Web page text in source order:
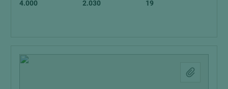
4.000
2.030
19